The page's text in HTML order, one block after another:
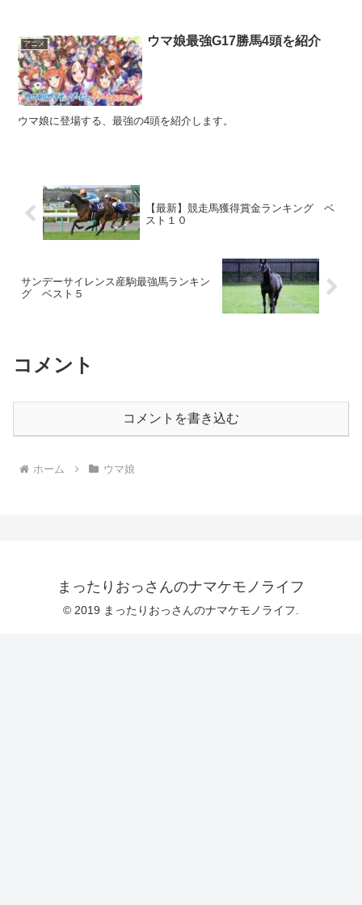
アニメ ウマ娘最強G17勝馬4頭を紹介
ウマ娘に登場する、最強の4頭を紹介します。
【最新】競走馬獲得賞金ランキング ベ
スト１０
サンデーサイレンス産駒最強馬ランキン
グ ベスト５
コメント
コメントを書き込む
ホーム ウマ娘
まったりおっさんのナマケモノライフ
© 2019 まったりおっさんのナマケモノライフ.